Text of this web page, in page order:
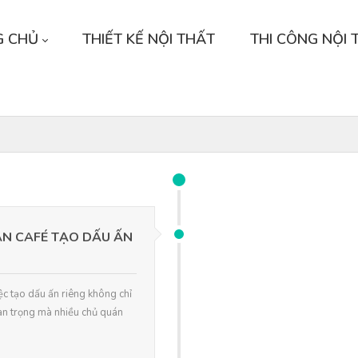
CHỦ THIẾT KẾ NỘI THẤT THI CÔNG NỘI
CAFÉ TẠO DẤU ẤN
tạo dấu ấn riêng không chỉ
trọng mà nhiều chủ quán